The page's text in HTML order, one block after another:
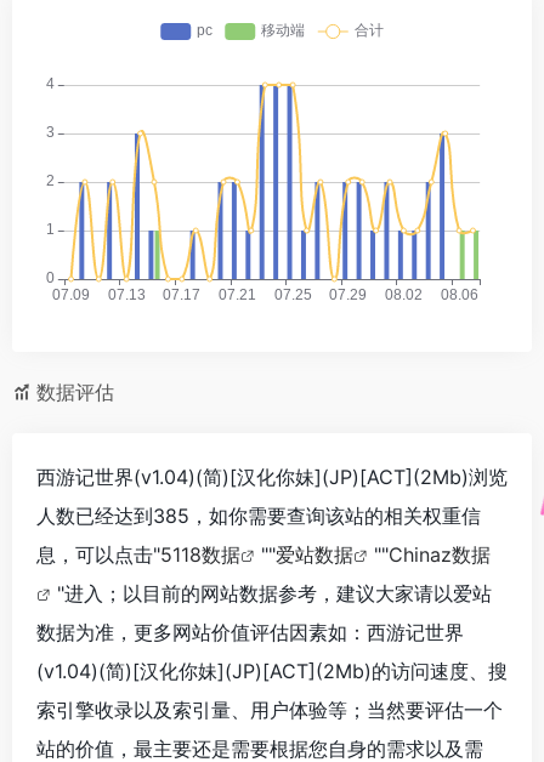
数据评估
西游记世界(v1.04)(简)[汉化你妹](JP)[ACT](2Mb)浏览
人数已经达到385，如你需要查询该站的相关权重信
息，可以点击"5118数据 ""爱站数据 ""Chinaz数据
"进入；以目前的网站数据参考，建议大家请以爱站
数据为准，更多网站价值评估因素如：西游记世界
(v1.04)(简)[汉化你妹](JP)[ACT](2Mb)的访问速度、搜
索引擎收录以及索引量、用户体验等；当然要评估一个
站的价值，最主要还是需要根据您自身的需求以及需